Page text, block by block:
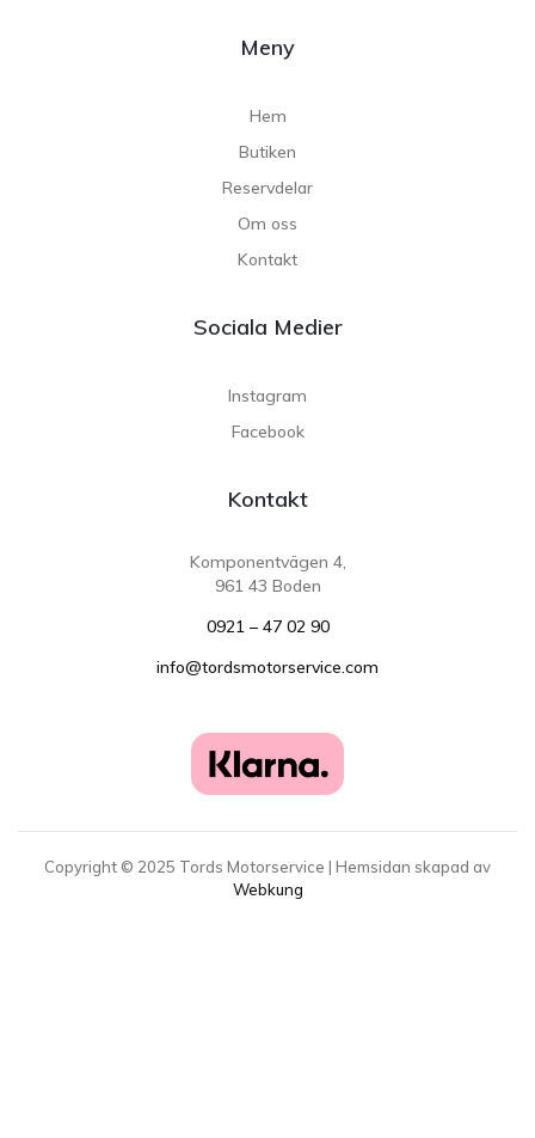
Meny
Hem
Butiken
Reservdelar
Om oss
Kontakt
Sociala Medier
Instagram
Facebook
Kontakt
Komponentvägen 4,
961 43 Boden
0921 – 47 02 90
info@tordsmotorservice.com
Copyright © 2025 Tords Motorservice | Hemsidan skapad av
Webkung